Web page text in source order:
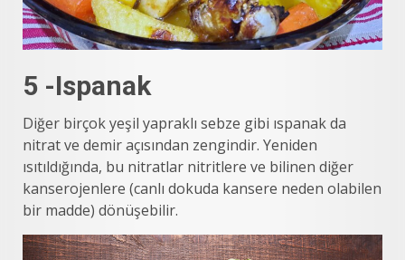
5 -Ispanak
Diğer birçok yeşil yapraklı sebze gibi ıspanak da
nitrat ve demir açısından zengindir. Yeniden
ısıtıldığında, bu nitratlar nitritlere ve bilinen diğer
kanserojenlere (canlı dokuda kansere neden olabilen
bir madde) dönüşebilir.